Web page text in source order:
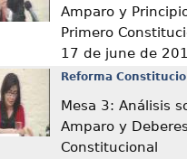
Amparo y
Primero
17 de june de
Reforma
Mesa 3: Análisis
Amparo y
Constitucional